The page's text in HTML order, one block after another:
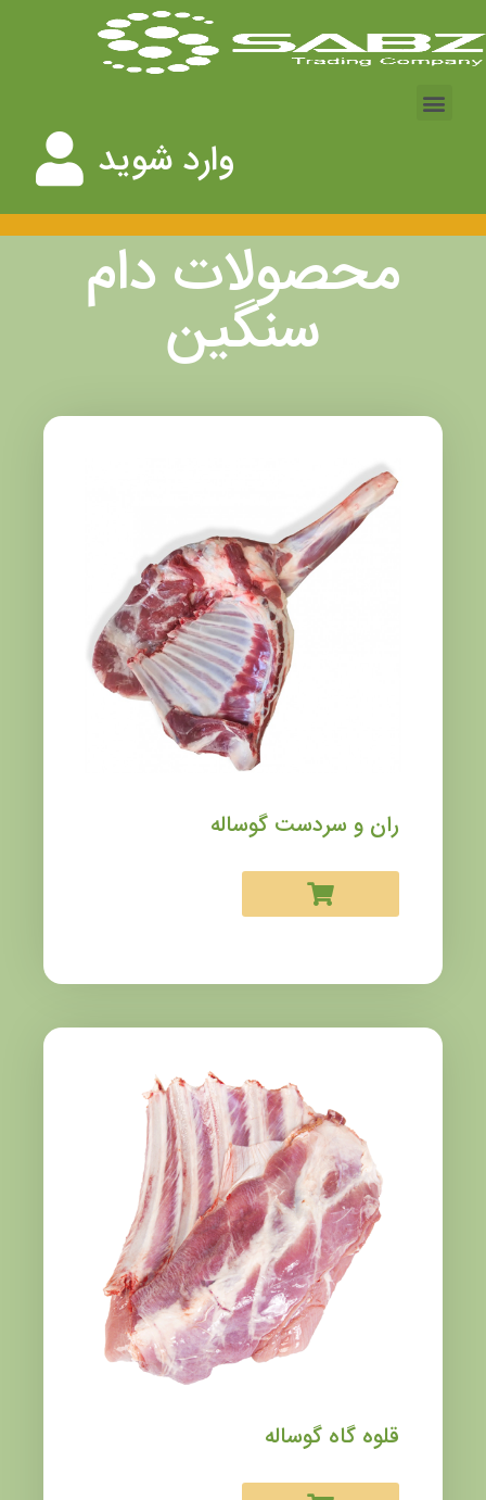
وارد شوید
محصولات دام
سنگین
ران و سردست گوساله
قلوه گاه گوساله